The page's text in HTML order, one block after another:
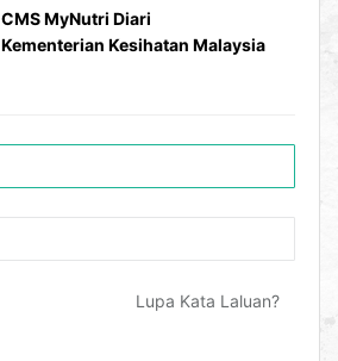
CMS MyNutri Diari
Kementerian Kesihatan Malaysia
Lupa Kata Laluan?